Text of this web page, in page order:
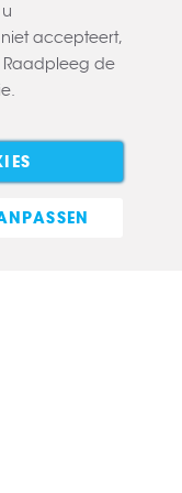
accepteert,
Raadpleeg de